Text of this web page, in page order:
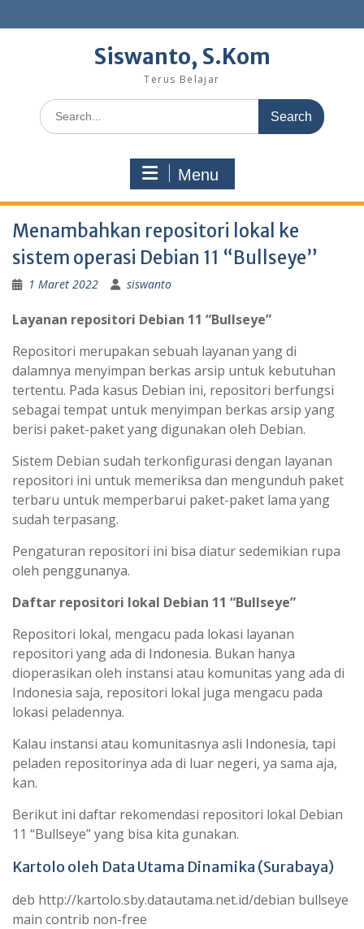
to
Siswanto, S.Kom
Terus Belajar
Search
for:
Menu
Menambahkan repositori lokal ke
sistem operasi Debian 11 “Bullseye”
1 Maret 2022 siswanto
Layanan repositori Debian 11 “Bullseye”
Repositori merupakan sebuah layanan yang di
dalamnya menyimpan berkas arsip untuk kebutuhan
tertentu. Pada kasus Debian ini, repositori berfungsi
sebagai tempat untuk menyimpan berkas arsip yang
berisi paket-paket yang digunakan oleh Debian.
Sistem Debian sudah terkonfigurasi dengan layanan
repositori ini untuk memeriksa dan mengunduh paket
terbaru untuk memperbarui paket-paket lama yang
sudah terpasang.
Pengaturan repositori ini bisa diatur sedemikian rupa
oleh penggunanya.
Daftar repositori lokal Debian 11 “Bullseye”
Repositori lokal, mengacu pada lokasi layanan
repositori yang ada di Indonesia. Bukan hanya
dioperasikan oleh instansi atau komunitas yang ada di
Indonesia saja, repositori lokal juga mengacu pada
lokasi peladennya.
Kalau instansi atau komunitasnya asli Indonesia, tapi
peladen repositorinya ada di luar negeri, ya sama aja,
kan.
Berikut ini daftar rekomendasi repositori lokal Debian
11 “Bullseye” yang bisa kita gunakan.
Kartolo oleh Data Utama Dinamika (Surabaya)
deb http://kartolo.sby.datautama.net.id/debian bullseye
main contrib non-free